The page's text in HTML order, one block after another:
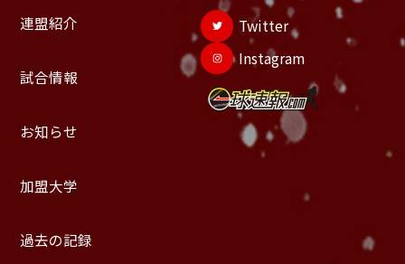
連盟紹介
試合情報
お知らせ
加盟大学
過去の記録
Twitter
Instagram